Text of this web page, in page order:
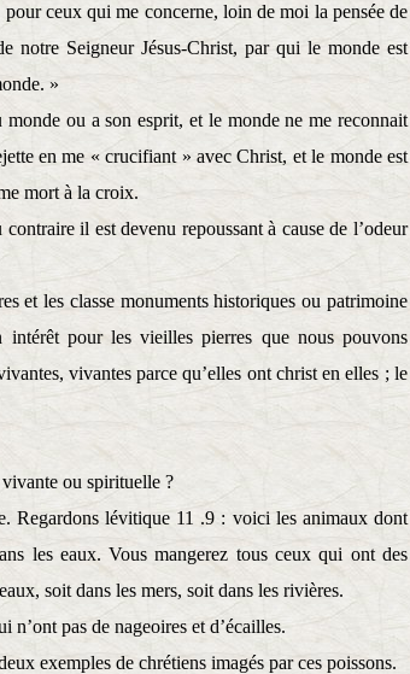
ceux qui me concerne, loin de moi la pensée de
notre Seigneur Jésus-Christ, par qui le monde est
»
monde ou a son esprit, et le monde ne me reconnait
en me « crucifiant » avec Christ, et le monde est
mort à la croix.
contraire il est devenu repoussant à cause de l’odeur
et les classe monuments historiques ou patrimoine
pour les vieilles pierres que nous pouvons
vivantes parce qu’elles ont christ en elles ; le
ou spirituelle ?
Regardons lévitique 11 .9 : voici les animaux dont
les eaux. Vous mangerez tous ceux qui ont des
soit dans les mers, soit dans les rivières.
pas de nageoires et d’écailles.
exemples de chrétiens imagés par ces poissons.